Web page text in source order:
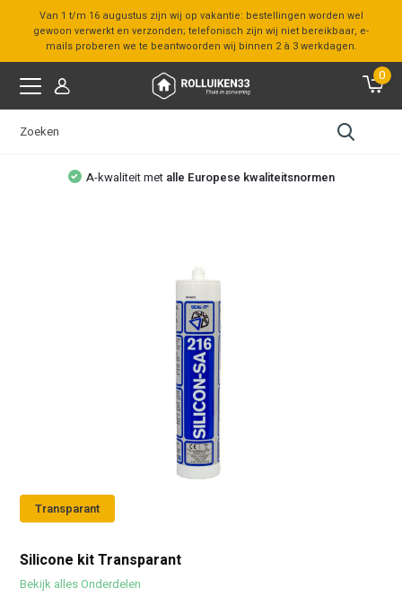
Van 1 t/m 16 augustus zijn wij op vakantie: bestellingen worden wel
gewoon verwerkt en verzonden; telefonisch zijn wij niet bereikbaar, e-
mails proberen we te beantwoorden wij binnen 2 à 3 werkdagen.
0
A-kwaliteit met alle Europese kwaliteitsnormen
Transparant
Silicone kit Transparant
Bekijk alles Onderdelen